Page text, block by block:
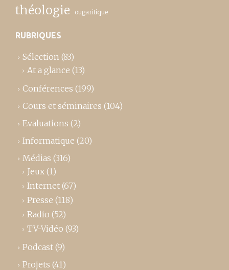
théologie ougaritique
RUBRIQUES
Sélection (83)
At a glance (13)
Conférences (199)
Cours et séminaires (104)
Evaluations (2)
Informatique (20)
Médias (316)
Jeux (1)
Internet (67)
Presse (118)
Radio (52)
TV-Vidéo (93)
Podcast (9)
Projets (41)